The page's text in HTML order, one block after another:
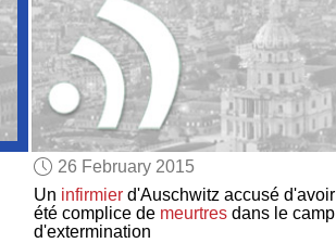
26 February 2015
Un infirmierd'Auschwitz accusé d'avoir
été complice de meurtresdans le camp
d'extermination